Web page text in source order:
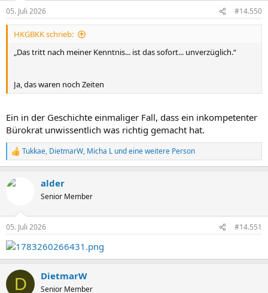
n
e
n
05. Juli 2026 #14.550
HKGBKK schrieb:
„Das tritt nach meiner Kenntnis... ist das sofort... unverzüglich.“
Ja, das waren noch Zeiten
Ein in der Geschichte einmaliger Fall, dass ein inkompetenter
Bürokrat unwissentlich was richtig gemacht hat.
R
e
k
n
e
n
:
Tukkae, DietmarW, Micha L und eine weitere Person
alder
Senior Member
05. Juli 2026 #14.551
D DietmarW
Senior Member